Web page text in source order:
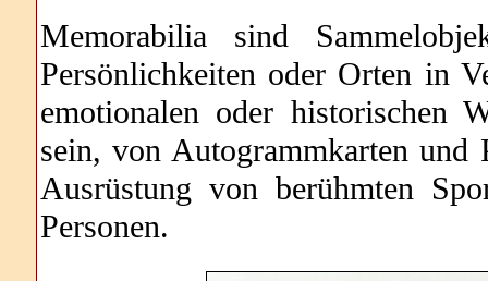
Memorabilia sind
Persönlichkeiten oder Orten in
emotionalen oder historischen
sein, von Autogrammkarten
Ausrüstung von berühmten
Personen.